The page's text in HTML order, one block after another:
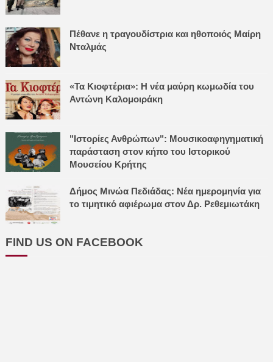
Πέθανε η τραγουδίστρια και ηθοποιός Μαίρη
Νταλμάς
«Τα Κιοφτέρια»: Η νέα μαύρη κωμωδία του
Αντώνη Καλομοιράκη
"Ιστορίες Ανθρώπων": Μουσικοαφηγηματική
παράσταση στον κήπο του Ιστορικού
Μουσείου Κρήτης
Δήμος Μινώα Πεδιάδας: Νέα ημερομηνία για
το τιμητικό αφιέρωμα στον Δρ. Ρεθεμιωτάκη
FIND US ON FACEBOOK